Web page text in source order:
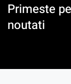
Primeste
noutati